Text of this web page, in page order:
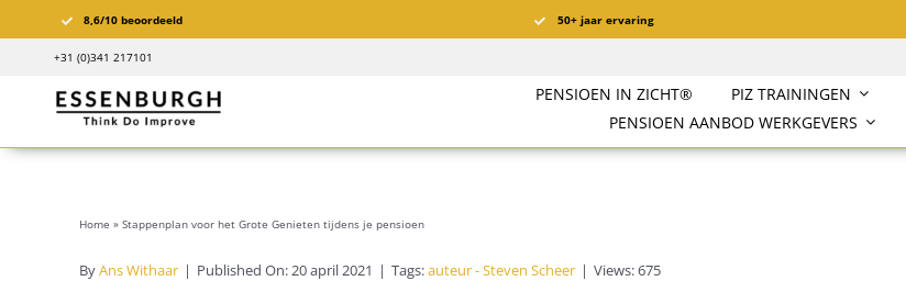
naar
8,6/10 beoordeeld 50+ jaar ervaring
+31 (0)341 217101
PENSIOEN IN ZICHT®️ PIZ TRAININGEN
PENSIOEN AANBOD WERKGEVERS
Home » Stappenplan voor het Grote Genieten tijdens je pensioen
ByAns Withaar | Published On: 20 april 2021 | Tags:auteur - Steven Scheer | Views: 675